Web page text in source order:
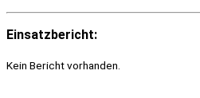
Einsatzbericht:
Kein Bericht vorhanden.